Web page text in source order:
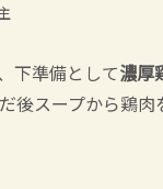
下準備として濃厚
後スープから鶏肉